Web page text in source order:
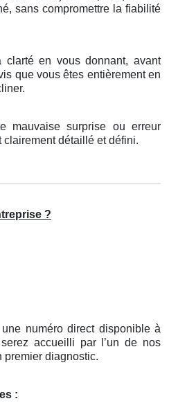
sans compromettre la fiabilité
clarté en vous donnant, avant
que vous êtes entièrement en
mauvaise surprise ou erreur
clairement détaillé et défini.
?
numéro direct disponible à
accueilli par l’un de nos
premier diagnostic.
: